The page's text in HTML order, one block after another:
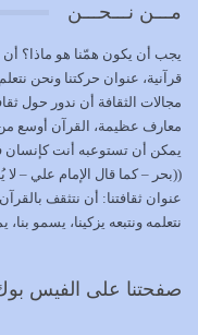
وَالْمُنْفِقِينَ…
يوليو 17, 2026
الاعتصام بحبل الله
وبين الله يترتب عليه
يوليو 16, 2026
إما أن نحاول أن نكون
يوليو 15, 2026
مـــن نـــحـــن
يجب أن يكون همّنا هو ماذا؟ أن
قرآنية، عنوان حركتنا ونحن
مجالات الثقافة أن ندور حول
معارف عظيمة، القرآن أوسع
يمكن أن تستوعبه أنت كإنسان
((بحر – كما قال الإمام علي –
عنوان ثقافتنا: أن نتثقف
نتعلمه ونتبعه يزكينا، يسمو
بمستوى أن نثقف الآخرين
صفحتنا على الفيس